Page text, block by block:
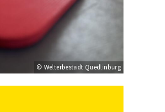
© Welterbestadt Quedlinburg